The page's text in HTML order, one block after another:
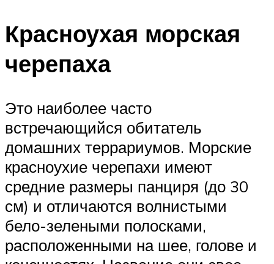
Красноухая морская
черепаха
Это наиболее часто
встречающийся обитатель
домашних террариумов. Морские
красноухие черепахи имеют
средние размеры панциря (до 30
см) и отличаются волнистыми
бело-зелеными полосками,
расположенными на шее, голове и